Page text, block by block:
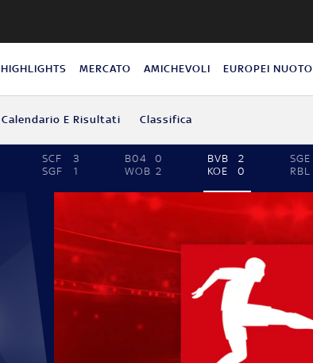
HIGHLIGHTS MERCATO AMICHEVOLI EUROPEI NUOTO
Calendario E Risultati Classifica
SCF
3
SGF
1
B04
0
WOB 2
BVB
2
KOE
0
SGE
RBL